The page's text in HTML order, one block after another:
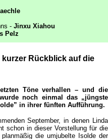
- Jinxu Xiahou
Pelz
Rückblick auf die
Töne verhallen – und die
noch einmal das „jüngste
in ihrer fünften Aufführung.
September, in denen Linda
schon in dieser Vorstellung für die
die umjubelte Isolde der